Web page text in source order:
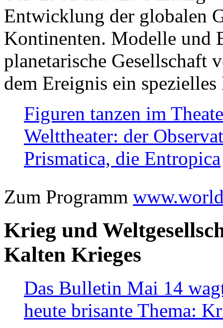
Entwicklung der globalen
Kontinenten. Modelle und
planetarische Gesellschaft
dem Ereignis ein
Figuren tanzen im
Welttheater: der
Prismatica, die Entropica
Zum Programm
Krieg und
Kalten Krieges
Das Bulletin Mai 14
heute brisante Thema: